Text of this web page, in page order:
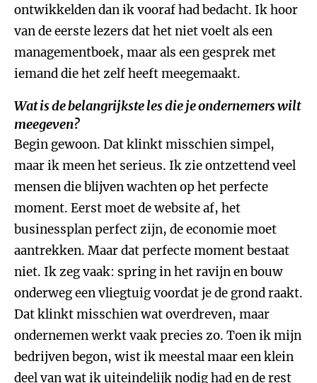
ontwikkelden dan ik vooraf had bedacht. Ik hoor
van de eerste lezers dat het niet voelt als een
managementboek, maar als een gesprek met
iemand die het zelf heeft meegemaakt.
Wat is de belangrijkste les die je ondernemers wilt
meegeven?
Begin gewoon. Dat klinkt misschien simpel,
maar ik meen het serieus. Ik zie ontzettend veel
mensen die blijven wachten op het perfecte
moment. Eerst moet de website af, het
businessplan perfect zijn, de economie moet
aantrekken. Maar dat perfecte moment bestaat
niet. Ik zeg vaak: spring in het ravijn en bouw
onderweg een vliegtuig voordat je de grond raakt.
Dat klinkt misschien wat overdreven, maar
ondernemen werkt vaak precies zo. Toen ik mijn
bedrijven begon, wist ik meestal maar een klein
deel van wat ik uiteindelijk nodig had en de rest